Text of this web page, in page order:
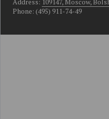
Phone: (495) 911-74-49